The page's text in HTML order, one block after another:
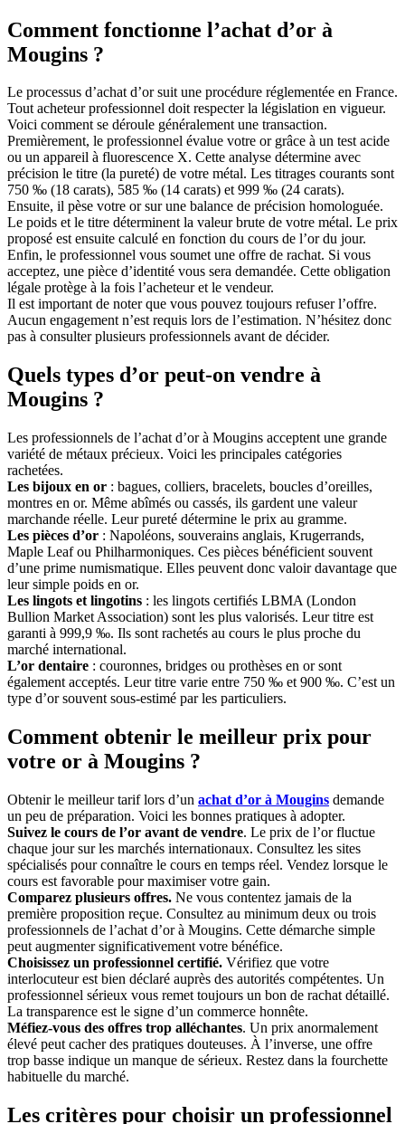
Comment fonctionne l’achat d’or à
Mougins ?
Le processus d’achat d’or suit une procédure réglementée en France.
Tout acheteur professionnel doit respecter la législation en vigueur.
Voici comment se déroule généralement une transaction.
Premièrement, le professionnel évalue votre or grâce à un test acide
ou un appareil à fluorescence X. Cette analyse détermine avec
précision le titre (la pureté) de votre métal. Les titrages courants sont
750 ‰ (18 carats), 585 ‰ (14 carats) et 999 ‰ (24 carats).
Ensuite, il pèse votre or sur une balance de précision homologuée.
Le poids et le titre déterminent la valeur brute de votre métal. Le prix
proposé est ensuite calculé en fonction du cours de l’or du jour.
Enfin, le professionnel vous soumet une offre de rachat. Si vous
acceptez, une pièce d’identité vous sera demandée. Cette obligation
légale protège à la fois l’acheteur et le vendeur.
Il est important de noter que vous pouvez toujours refuser l’offre.
Aucun engagement n’est requis lors de l’estimation. N’hésitez donc
pas à consulter plusieurs professionnels avant de décider.
Quels types d’or peut-on vendre à
Mougins ?
Les professionnels de l’achat d’or à Mougins acceptent une grande
variété de métaux précieux. Voici les principales catégories
rachetées.
Les bijoux en or : bagues, colliers, bracelets, boucles d’oreilles,
montres en or. Même abîmés ou cassés, ils gardent une valeur
marchande réelle. Leur pureté détermine le prix au gramme.
Les pièces d’or : Napoléons, souverains anglais, Krugerrands,
Maple Leaf ou Philharmoniques. Ces pièces bénéficient souvent
d’une prime numismatique. Elles peuvent donc valoir davantage que
leur simple poids en or.
Les lingots et lingotins : les lingots certifiés LBMA (London
Bullion Market Association) sont les plus valorisés. Leur titre est
garanti à 999,9 ‰. Ils sont rachetés au cours le plus proche du
marché international.
L’or dentaire : couronnes, bridges ou prothèses en or sont
également acceptés. Leur titre varie entre 750 ‰ et 900 ‰. C’est un
type d’or souvent sous-estimé par les particuliers.
Comment obtenir le meilleur prix pour
votre or à Mougins ?
Obtenir le meilleur tarif lors d’un achat d’or à Mougins demande
un peu de préparation. Voici les bonnes pratiques à adopter.
Suivez le cours de l’or avant de vendre. Le prix de l’or fluctue
chaque jour sur les marchés internationaux. Consultez les sites
spécialisés pour connaître le cours en temps réel. Vendez lorsque le
cours est favorable pour maximiser votre gain.
Comparez plusieurs offres. Ne vous contentez jamais de la
première proposition reçue. Consultez au minimum deux ou trois
professionnels de l’achat d’or à Mougins. Cette démarche simple
peut augmenter significativement votre bénéfice.
Choisissez un professionnel certifié. Vérifiez que votre
interlocuteur est bien déclaré auprès des autorités compétentes. Un
professionnel sérieux vous remet toujours un bon de rachat détaillé.
La transparence est le signe d’un commerce honnête.
Méfiez-vous des offres trop alléchantes. Un prix anormalement
élevé peut cacher des pratiques douteuses. À l’inverse, une offre
trop basse indique un manque de sérieux. Restez dans la fourchette
habituelle du marché.
Les critères pour choisir un professionnel